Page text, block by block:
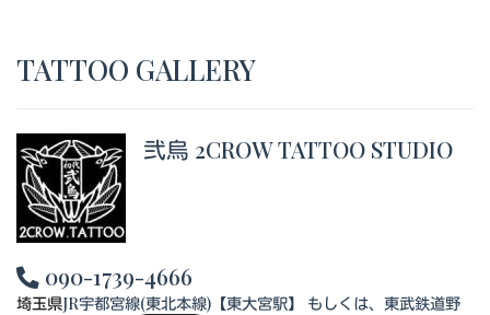
TATTOO GALLERY
弐烏 2CROW TATTOO STUDIO
090-1739-4666
埼玉県JR宇都宮線(東北本線)【東大宮駅】 もしくは、東武鉄道野